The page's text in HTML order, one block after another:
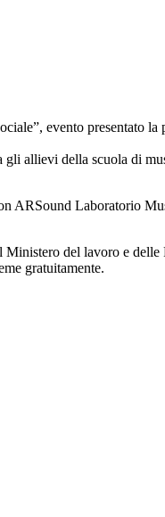
evento presentato
allievi della scuola di
ARSound Laboratorio
del lavoro e
gratuitamente.